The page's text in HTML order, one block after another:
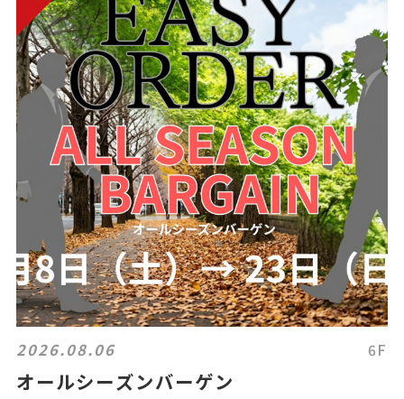
2026.08.06 6F
オールシーズンバーゲン